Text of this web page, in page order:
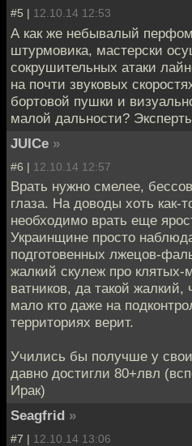
#5 | 12.10.14 12:53
А как же небывалый
штурмовика, мастерски
сокрушительных атаки
на почти звуковых
бортовой пушки и
малой дальности?
JUICe »
#6 | 12.10.14 12:57
Врать нужно смелее,
глаза. На доводы хоть как-
необходимо врать еще
Украинщине просто
подготовенных лжецов-
жалкий скулеж про клятых-
ватников, да такой
мало кто даже на
территориях верит.
Учились бы получше у
давно достигли 80+лвл
Ирак)
Seagfrid »
#7 | 12.10.14 13:06